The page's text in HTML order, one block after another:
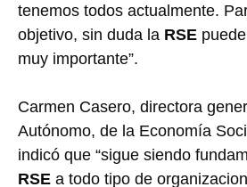
tenemos todos actualmente.
objetivo, sin duda la RSE
muy importante”.
Carmen Casero, directora
Autónomo, de la Economía
indicó que “sigue siendo
RSE a todo tipo de